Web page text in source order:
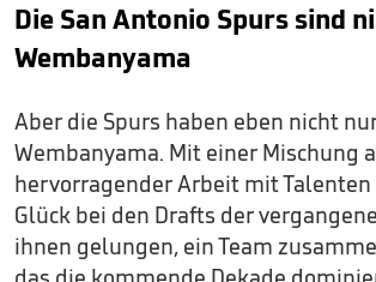
Die San Antonio Spurs sind
Wembanyama
Aber die Spurs haben eben nicht
Wembanyama. Mit einer Mischung
hervorragender Arbeit mit Talenten
Glück bei den Drafts der
ihnen gelungen, ein Team